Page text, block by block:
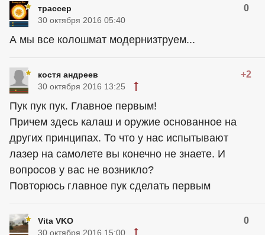
трассер 0
30 октября 2016 05:40
А мы все колошмат модернизтруем...
костя андреев +2
30 октября 2016 13:25
Пук пук пук. Главное первым!
Причем здесь калаш и оружие основанное на
других принципах. То что у нас испытывают
лазер на самолете вы конечно не знаете. И
вопросов у вас не возникло?
Повторюсь главное пук сделать первым
Vita VKO 0
30 октября 2016 15:00